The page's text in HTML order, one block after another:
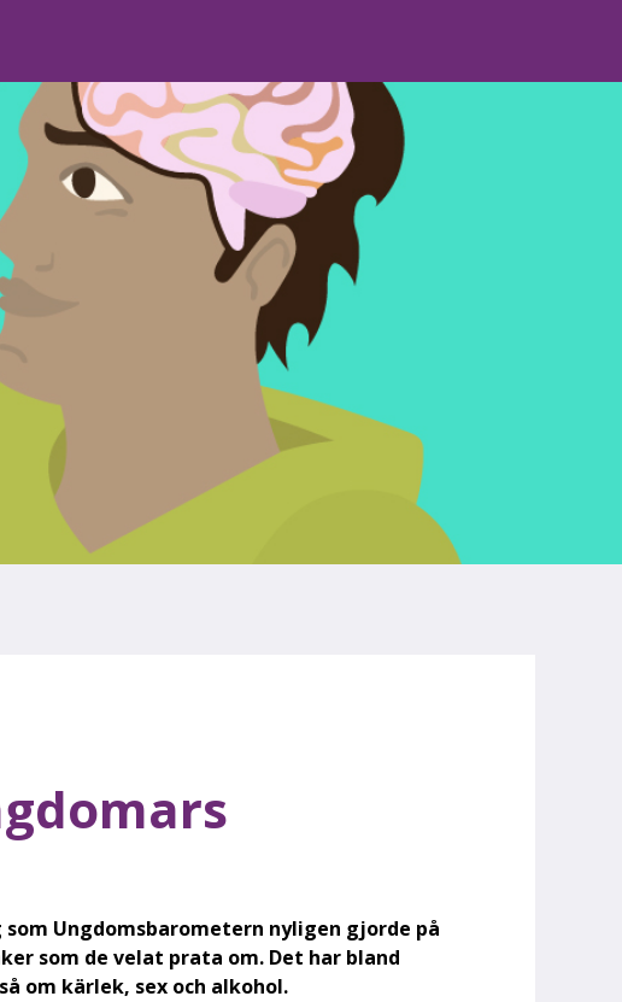
Ungdomsbarometern nyligen gjorde på
som de velat prata om. Det har bland
om kärlek, sex och alkohol.